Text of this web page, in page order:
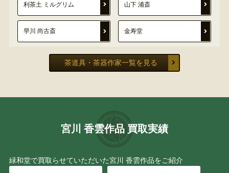
利茶土 ミルグリム 山下 浦斎
早川 尚古斎 金寿堂
後藤瑞巌
龍文堂 木村 清五郎
茶道具・茶器作家一覧を見る
宮川 香雲作品 買取実績
緑和堂で買取らせていただいた宮川 香雲作品をご紹介